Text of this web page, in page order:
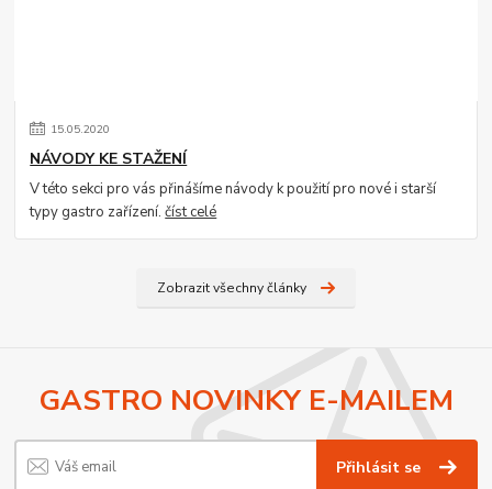
15.05.2020
NÁVODY KE STAŽENÍ
V této sekci pro vás přinášíme návody k použití pro nové i starší
typy gastro zařízení.číst celé
Zobrazit všechny články
GASTRO NOVINKY E-MAILEM
Přihlásit se